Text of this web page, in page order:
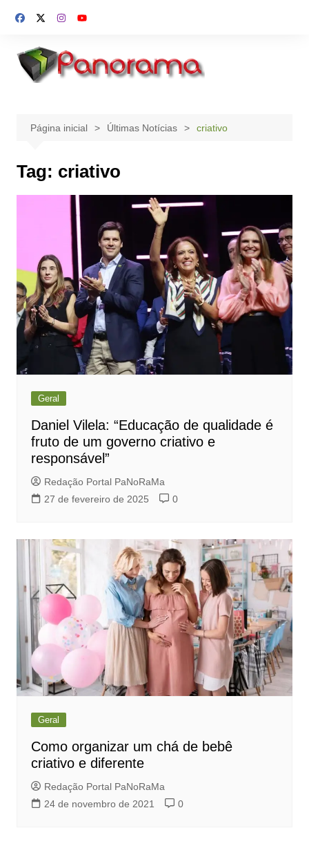
para
conteúdo
Página inicial Últimas Notícias criativo
Tag: criativo
Geral
Daniel Vilela: “Educação de qualidade é
fruto de um governo criativo e
responsável”
Redação Portal PaNoRaMa
27 de fevereiro de 2025
0
Geral
Como organizar um chá de bebê
criativo e diferente
Redação Portal PaNoRaMa
24 de novembro de 2021
0